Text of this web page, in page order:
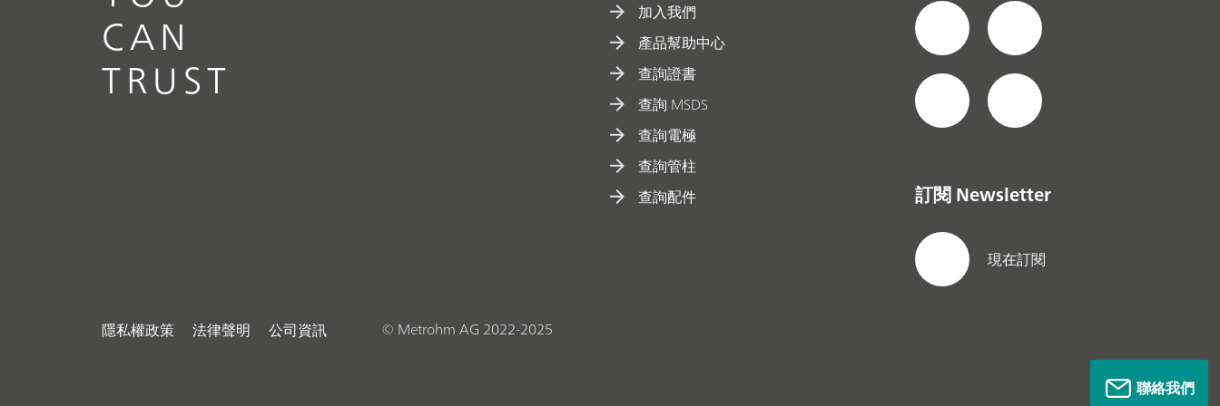
CAN
TRUST
加入我們
產品幫助中心
查詢證書
查詢 MSDS
查詢電極
查詢管柱
查詢配件
訂閱 Newsletter
現在訂閱
隱私權政策 法律聲明 公司資訊 © Metrohm AG 2022-2025
聯絡我們